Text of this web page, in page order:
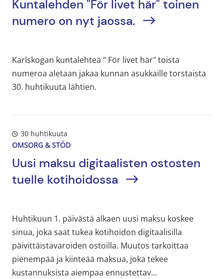
Kuntalehden "För livet här" toinen
numero on nyt jaossa.
Karlskogan kuntalehteä " För livet här" toista
numeroa aletaan jakaa kunnan asukkaille torstaista
30. huhtikuuta lähtien.
30 huhtikuuta
OMSORG & STÖD
Uusi maksu digitaalisten ostosten
tuelle kotihoidossa
Huhtikuun 1. päivästä alkaen uusi maksu koskee
sinua, joka saat tukea kotihoidon digitaalisilla
päivittäistavaroiden ostoilla. Muutos tarkoittaa
pienempää ja kiinteää maksua, joka tekee
kustannuksista aiempaa ennustettav...